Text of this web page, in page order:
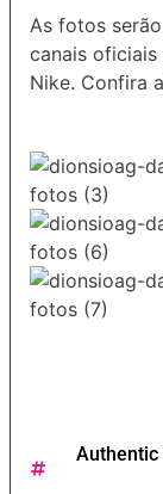
As fotos
canais
Nike. Confira
Authentic